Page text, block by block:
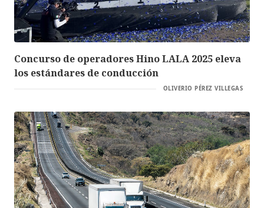
Concurso de operadores Hino LALA 2025 eleva
los estándares de conducción
OLIVERIO PÉREZ VILLEGAS